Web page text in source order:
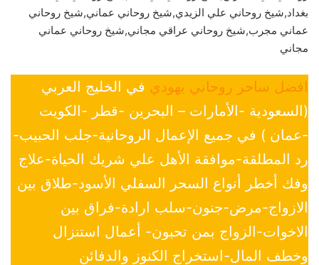
بغداد,شيخ روحاني علي الزيدي,شيخ روحاني عماني,شيخ روحاني
عماني مجرب,شيخ روحاني عراقي مجاني,شيخ روحاني عماني
مجاني
افضل ساحر روحاني يهودي في الخليج العربي
(السعودية -الأمارات – البحرين -قطر -الكويت
-عمان ) في جميع الإعمال الروحانية-جلب الحبيب-
رد المطلقة-موافقة الأهل علي شريك الحياة-علاج
وفك أخطر أنواع السحر السفلي الأسود-طلاق بين
الازواج-مرض-جنون-سلب ارادة-فراق بين
الاخوات-الزواج بمن تحبون- أعمال استنزال
وخطف المال-استخراج الكنوز والدفائن